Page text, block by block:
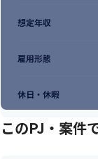
4.気づきを伝えよう
より良い仕事
想定年収
雇用形態
休日・休暇
このPJ・案件